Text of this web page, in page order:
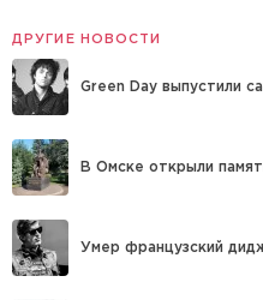
ДРУГИЕ НОВОСТИ
Green Day выпустили
В Омске открыли
Умер французский